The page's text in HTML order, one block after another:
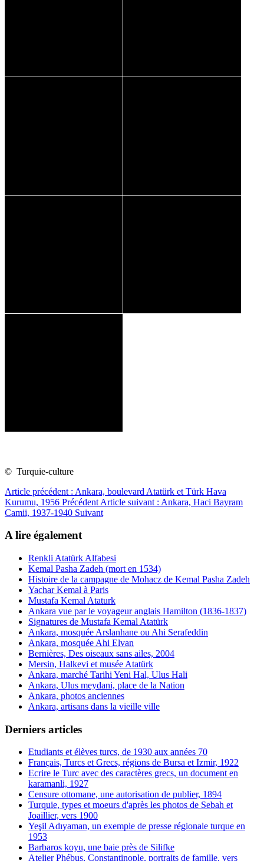
© Turquie-culture
Article précédent : Ankara, boulevard Atatürk et Türk Hava
Kurumu, 1956 Précédent Article suivant : Ankara, Haci Bayram
Camii, 1937-1940 Suivant
A lire également
Renkli Atatürk Alfabesi
Kemal Pasha Zadeh (mort en 1534)
Histoire de la campagne de Mohacz de Kemal Pasha Zadeh
Yachar Kemal à Paris
Mustafa Kemal Ataturk
Ankara vue par le voyageur anglais Hamilton (1836-1837)
Signatures de Mustafa Kemal Atatürk
Ankara, mosquée Arslanhane ou Ahi Serafeddin
Ankara, mosquée Ahi Elvan
Bernières, Des oiseaux sans ailes, 2004
Mersin, Halkevi et musée Atatürk
Ankara, marché Tarihi Yeni Hal, Ulus Hali
Ankara, Ulus meydani, place de la Nation
Ankara, photos anciennes
Ankara, artisans dans la vieille ville
Derniers articles
Etudiants et élèves turcs, de 1930 aux années 70
Français, Turcs et Grecs, régions de Bursa et Izmir, 1922
Ecrire le Turc avec des caractères grecs, un document en
karamanli, 1927
Censure ottomane, une autorisation de publier, 1894
Turquie, types et moeurs d'après les photos de Sebah et
Joaillier, vers 1900
Yeşil Adıyaman, un exemple de presse régionale turque en
1953
Barbaros koyu, une baie près de Silifke
Atelier Phébus, Constantinople, portraits de famille, vers